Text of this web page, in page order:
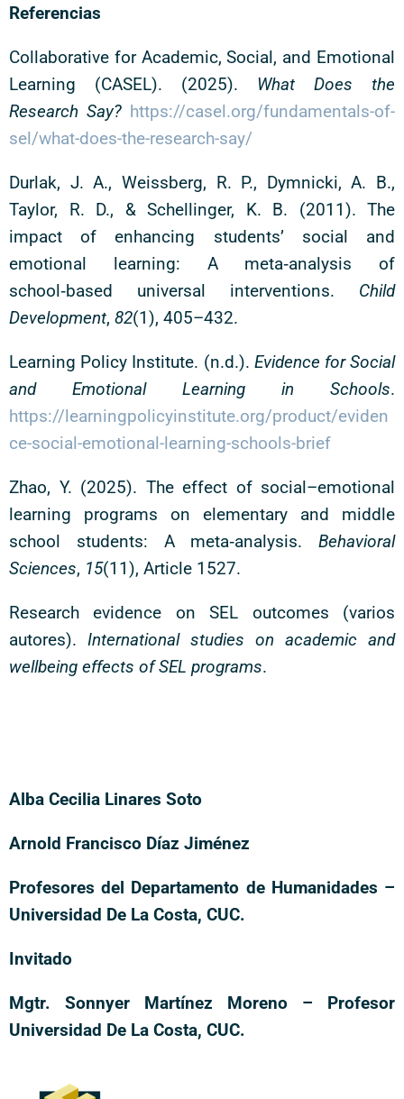
Referencias
Collaborative for Academic, Social, and Emotional
Learning (CASEL). (2025). What Does the
Research Say? https://casel.org/fundamentals-of-
sel/what-does-the-research-say/
Durlak, J. A., Weissberg, R. P., Dymnicki, A. B.,
Taylor, R. D., & Schellinger, K. B. (2011). The
impact of enhancing students’ social and
emotional learning: A meta‑analysis of
school‑based universal interventions. Child
Development, 82(1), 405–432.
Learning Policy Institute. (n.d.). Evidence for Social
and Emotional Learning in Schools.
https://learningpolicyinstitute.org/product/eviden
ce-social-emotional-learning-schools-brief
Zhao, Y. (2025). The effect of social–emotional
learning programs on elementary and middle
school students: A meta‑analysis. Behavioral
Sciences, 15(11), Article 1527.
Research evidence on SEL outcomes (varios
autores). International studies on academic and
wellbeing effects of SEL programs.
Alba Cecilia Linares Soto
Arnold Francisco Díaz Jiménez
Profesores del Departamento de Humanidades –
Universidad De La Costa, CUC.
Invitado
Mgtr. Sonnyer Martínez Moreno – Profesor
Universidad De La Costa, CUC.